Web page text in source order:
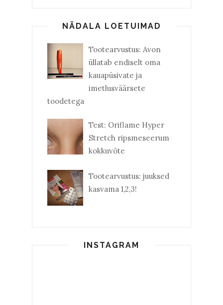
NÄDALA LOETUIMAD
Tootearvustus: Avon
üllatab endiselt oma
kauapüsivate ja
imetlusväärsete
toodetega
Test: Oriflame Hyper
Stretch ripsmeseerum
kokkuvõte
Tootearvustus: juuksed
kasvama 1,2,3!
INSTAGRAM